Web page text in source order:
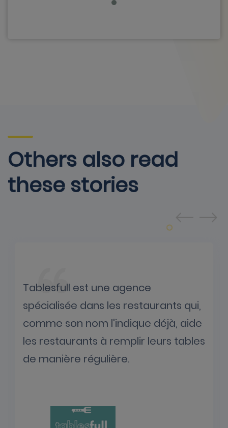
Others also read
these stories
Tablesfull est une agence
spécialisée dans les restaurants qui,
comme son nom l'indique déjà, aide
les restaurants à remplir leurs tables
de manière régulière.